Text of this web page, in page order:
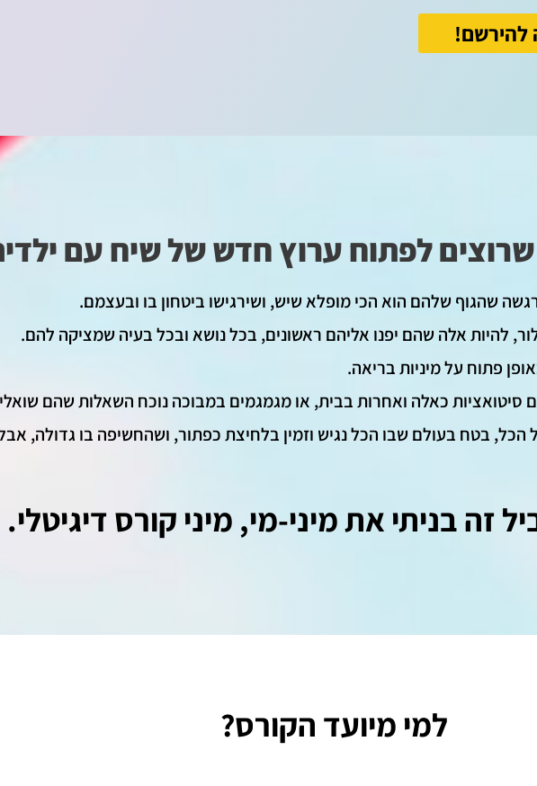
להירשם!
שרוצים לפתוח ערוץ חדש של שיח עם
שהגוף שלהם הוא הכי מופלא שיש, ושירגישו ביטחון בו ובעצמם.
להיות אלה שהם יפנו אליהם ראשונים, בכל נושא ובכל בעיה שמציקה להם.
פתוח על מיניות בריאה.
סיטואציות כאלה ואחרות בבית, או מגמגמים במבוכה נוכח השאלות שהם
בטח בעולם שבו הכל נגיש וזמין בלחיצת כפתור, ושהחשיפה בו גדולה,
זה בניתי את מיני-מי, מיני קורס דיגיטלי.
למי מיועד הקורס?